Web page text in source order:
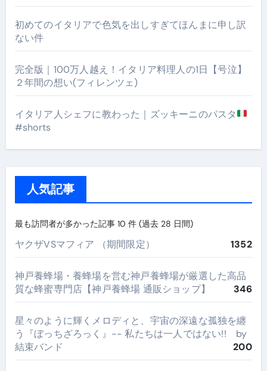
初めてのイタリアで色気を出しすぎてほんまに申し訳
ない件
完全版｜100万人越え！イタリア料理人の1日【号泣】
２年間の想い(フィレンツェ)
イタリア人シェフに教わった｜ズッキーニのパスタ
#shorts
人気記事
最も訪問者が多かった記事 10 件 (過去 28 日間)
ヤクザVSマフィア （期間限定） 1352
神戸養蜂場・養蜂場を営む神戸養蜂場が厳選した高品
質な蜂蜜専門店【神戸養蜂場 通販ショップ】
346
星々のように輝くメロディと、宇宙の深遠な孤独を纏
う『ぼっちざろっく』-- 私たちは一人ではない!! by
結束バンド
200